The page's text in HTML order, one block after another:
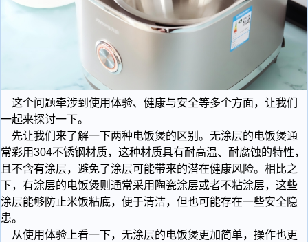
​这个问题牵涉到使用体验、健康与安全等多个方面，让我们
一起来探讨一下。
​​先让我们来了解一下两种电饭煲的区别。无涂层的电饭煲通
常彩用304不锈钢材质，这种材质具有耐高温、耐腐蚀的特性，
且不含有涂层，避免了涂层可能带来的潜在健康风险。相比之
下，有涂层的电饭煲则通常采用陶瓷涂层或者不粘涂层，这些
涂层能够防止米饭粘底，便于清洁，但也可能存在一些安全隐
患。
​从使用体验上看一下，无涂层的电饭煲更加简单，操作也更